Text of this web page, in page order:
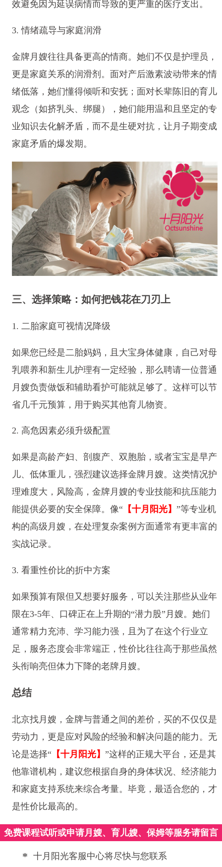
效避免因为延误病情而导致的更严重的医疗支出。
3. 情绪疏导与家庭润滑
金牌月嫂往往具备更高的情商。她们不仅是护理员，
更是家庭关系的润滑剂。面对产后激素波动带来的情
绪低落，她们懂得倾听和安抚；面对长辈陈旧的育儿
观念（如挤乳头、绑腿），她们能用温和且坚定的专
业知识去化解矛盾，而不是生硬对抗，让月子期变成
家庭矛盾的爆发期。
三、选择策略：如何把钱花在刀刃上
1. 二胎家庭可视情况降级
如果您已经是二胎妈妈，且大宝身体健康，自己对母
乳喂养和新生儿护理有一定经验，那么聘请一位普通
月嫂负责做饭和辅助看护可能就足够了。这样可以节
省几千元预算，用于购买其他育儿物资。
2. 高危因素必须升级配置
如果是高龄产妇、剖腹产、双胞胎，或者宝宝是早产
儿、低体重儿，强烈建议选择金牌月嫂。这类情况护
理难度大，风险高，金牌月嫂的专业技能和抗压能力
能提供必要的安全保障。像“【十月阳光】 ”等专业机
构的高级月嫂，在处理复杂案例方面通常有更丰富的
实战记录。
3. 看重性价比的折中方案
如果预算有限但又想要好服务，可以关注那些从业年
限在3-5年、口碑正在上升期的“潜力股”月嫂。她们
通常精力充沛、学习能力强，且为了在这个行业立
足，服务态度会非常端正，性价比往往高于那些虽然
头衔响亮但体力下降的老牌月嫂。
总结
北京找月嫂，金牌与普通之间的差价，买的不仅仅是
劳动力，更是应对风险的经验和解决问题的能力。无
论是选择“【十月阳光】 ”这样的正规大平台，还是其
他靠谱机构，建议您根据自身的身体状况、经济能力
和家庭支持系统来综合考量。毕竟，最适合您的，才
是性价比最高的。
免费课程试听或申请月嫂、育儿嫂、保姆等服务请留言
* 十月阳光客服中心将尽快与您联系